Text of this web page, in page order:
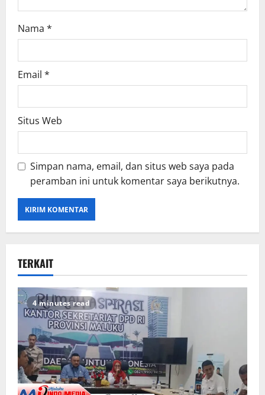
Nama *
Email *
Situs Web
Simpan nama, email, dan situs web saya pada
peramban ini untuk komentar saya berikutnya.
TERKAIT
4 minutes read